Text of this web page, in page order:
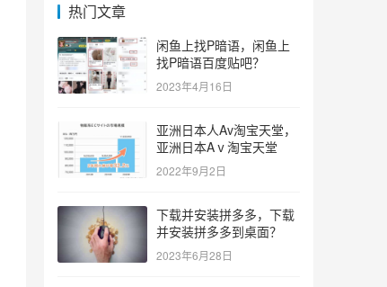
热门文章
闲鱼上找P暗语，闲鱼上
找P暗语百度贴吧？
2023年4月16日
亚洲日本人Av淘宝天堂，
亚洲日本Aⅴ淘宝天堂
2022年9月2日
下载并安装拼多多，下载
并安装拼多多到桌面？
2023年6月28日